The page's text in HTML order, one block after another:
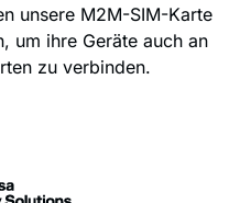
unsere M2M-SIM-Karte
um ihre Geräte auch an
zu verbinden.